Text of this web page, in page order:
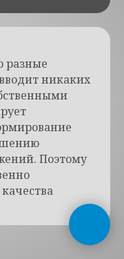
разные
никаких
Поэтому